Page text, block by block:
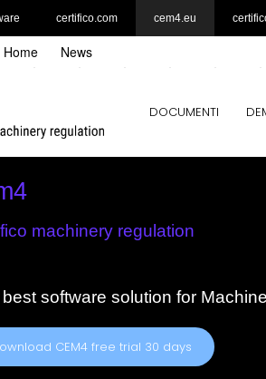
certifico.com cem4.eu
Home News
DOCUMENTI
machinery regulation
software solution for
CEM4 free trial 30 days